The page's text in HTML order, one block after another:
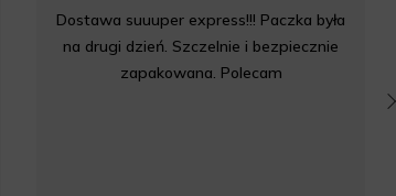
Dostawa suuuper express!!! Paczka była
na drugi dzień. Szczelnie i bezpiecznie
zapakowana. Polecam